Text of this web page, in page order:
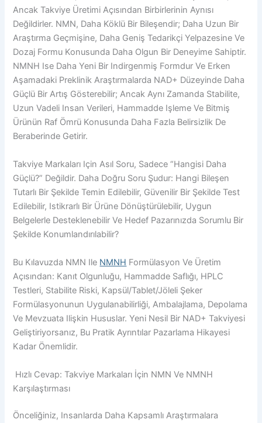
Ancak Takviye Üretimi Açısından Birbirlerinin Aynısı
Değildirler. NMN, Daha Köklü Bir Bileşendir; Daha Uzun Bir
Araştırma Geçmişine, Daha Geniş Tedarikçi Yelpazesine Ve
Dozaj Formu Konusunda Daha Olgun Bir Deneyime Sahiptir.
NMNH Ise Daha Yeni Bir Indirgenmiş Formdur Ve Erken
Aşamadaki Preklinik Araştırmalarda NAD+ Düzeyinde Daha
Güçlü Bir Artış Gösterebilir; Ancak Aynı Zamanda Stabilite,
Uzun Vadeli Insan Verileri, Hammadde Işleme Ve Bitmiş
Ürünün Raf Ömrü Konusunda Daha Fazla Belirsizlik De
Beraberinde Getirir.
Takviye Markaları Için Asıl Soru, Sadece “Hangisi Daha
Güçlü?” Değildir. Daha Doğru Soru Şudur: Hangi Bileşen
Tutarlı Bir Şekilde Temin Edilebilir, Güvenilir Bir Şekilde Test
Edilebilir, Istikrarlı Bir Ürüne Dönüştürülebilir, Uygun
Belgelerle Desteklenebilir Ve Hedef Pazarınızda Sorumlu Bir
Şekilde Konumlandırılabilir?
Bu Kılavuzda NMN Ile NMNH Formülasyon Ve Üretim
Açısından: Kanıt Olgunluğu, Hammadde Saflığı, HPLC
Testleri, Stabilite Riski, Kapsül/tablet/jöleli Şeker
Formülasyonunun Uygulanabilirliği, Ambalajlama, Depolama
Ve Mevzuata Ilişkin Hususlar. Yeni Nesil Bir NAD+ Takviyesi
Geliştiriyorsanız, Bu Pratik Ayrıntılar Pazarlama Hikayesi
Kadar Önemlidir.
Hızlı Cevap: Takviye Markaları İçin NMN Ve NMNH
Karşılaştırması
Önceliğiniz, Insanlarda Daha Kapsamlı Araştırmalara